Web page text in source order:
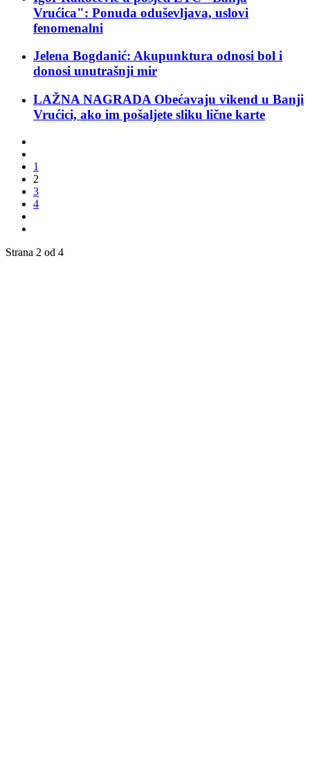
Vrućica": Ponuda oduševljava, uslovi
fenomenalni
Jelena Bogdanić: Akupunktura odnosi bol i
donosi unutrašnji mir
LAŽNA NAGRADA Obećavaju vikend u Banji
Vrućici, ako im pošaljete sliku lične karte
1
2
3
4
Strana 2 od 4